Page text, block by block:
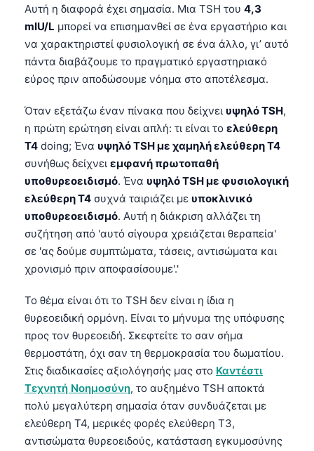
Αυτή η διαφορά έχει σημασία. Μια TSH του 4,3
mIU/L μπορεί να επισημανθεί σε ένα εργαστήριο και
να χαρακτηριστεί φυσιολογική σε ένα άλλο, γι’ αυτό
πάντα διαβάζουμε το πραγματικό εργαστηριακό
εύρος πριν αποδώσουμε νόημα στο αποτέλεσμα.
Όταν εξετάζω έναν πίνακα που δείχνει υψηλό TSH,
η πρώτη ερώτηση είναι απλή: τι είναι το ελεύθερη
T4 doing; Ένα υψηλό TSH με χαμηλή ελεύθερη T4
συνήθως δείχνει εμφανή πρωτοπαθή
υποθυρεοειδισμό. Ένα υψηλό TSH με φυσιολογική
ελεύθερη T4 συχνά ταιριάζει με υποκλινικό
υποθυρεοειδισμό. Αυτή η διάκριση αλλάζει τη
συζήτηση από 'αυτό σίγουρα χρειάζεται θεραπεία'
σε 'ας δούμε συμπτώματα, τάσεις, αντισώματα και
χρονισμό πριν αποφασίσουμε'.'
Το θέμα είναι ότι το TSH δεν είναι η ίδια η
θυρεοειδική ορμόνη. Είναι το μήνυμα της υπόφυσης
προς τον θυρεοειδή. Σκεφτείτε το σαν σήμα
θερμοστάτη, όχι σαν τη θερμοκρασία του δωματίου.
Στις διαδικασίες αξιολόγησής μας στο Καντέστι
Τεχνητή Νοημοσύνη, το αυξημένο TSH αποκτά
πολύ μεγαλύτερη σημασία όταν συνδυάζεται με
ελεύθερη T4, μερικές φορές ελεύθερη T3,
αντισώματα θυρεοειδούς, κατάσταση εγκυμοσύνης